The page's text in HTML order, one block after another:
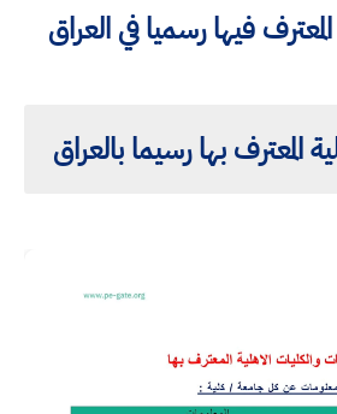
فيها رسميا في العراق
المعترف بها رسيما بالعراق